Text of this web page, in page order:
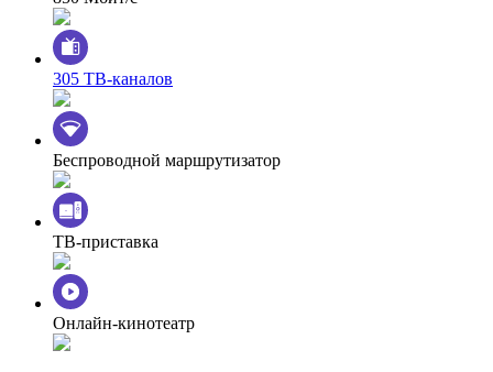
305 ТВ-каналов
Беспроводной маршрутизатор
ТВ-приставка
Онлайн-кинотеатр